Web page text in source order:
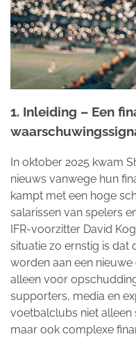
1. Inleiding – Een
In oktober 2025 kwam
nieuws vanwege hun
kampt met een hoge
salarissen van spelers
IFR-voorzitter David
situatie zo ernstig is
worden aan een nieuwe
alleen voor
supporters, media en
voetbalclubs niet alleen
maar ook complexe